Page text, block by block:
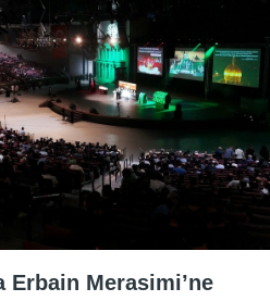
Erbain Merasimi’ne